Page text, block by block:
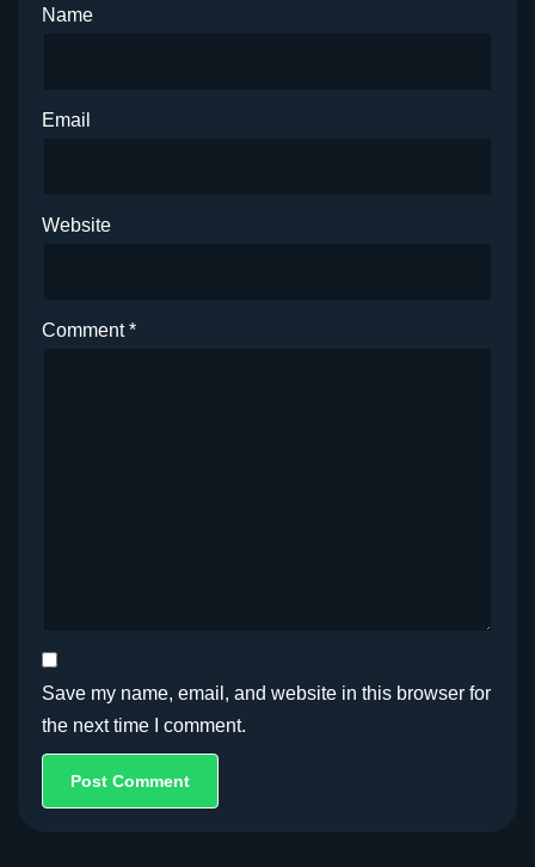
Name
Email
Website
Comment*
Save my name, email, and website in this browser for
the next time I comment.